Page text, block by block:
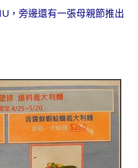
，旁邊還有一張母親節推出